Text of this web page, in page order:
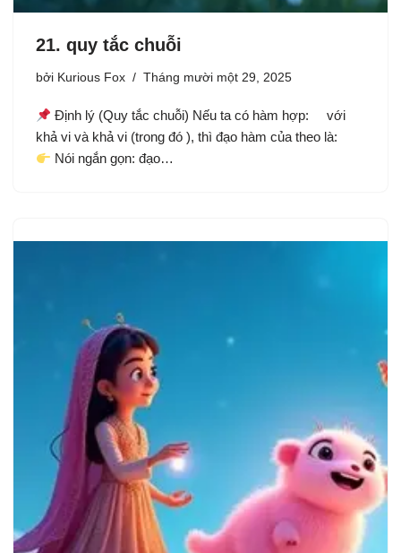
21. quy tắc chuỗi
bởi Kurious Fox Tháng mười một 29, 2025
Định lý (Quy tắc chuỗi) Nếu ta có hàm hợp: với
khả vi và khả vi (trong đó ), thì đạo hàm của theo là:
Nói ngắn gọn: đạo…